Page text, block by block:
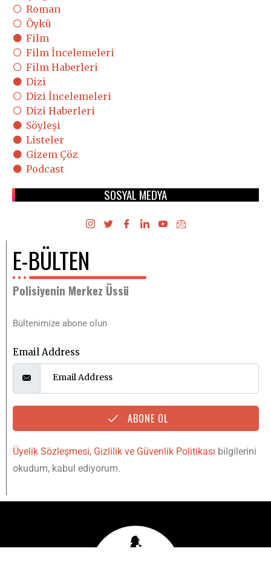
Roman
Öykü
Film
Film İncelemeleri
Film Haberleri
Dizi
Dizi İncelemeleri
Dizi Haberleri
Söyleşi
Listeler
Gizem Çöz
Podcast
SOSYAL MEDYA
E-BÜLTEN
Polisiyenin Merkez Üssü
Bültenimize abone olun
Email Address
ABONE OL
Üyelik Sözleşmesi, Gizlilik ve Güvenlik Politikası bilgilerini
okudum, kabul ediyorum.